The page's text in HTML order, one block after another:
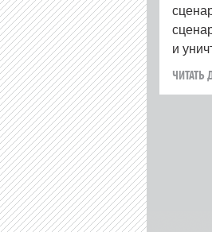
и
ЧИТАТЬ